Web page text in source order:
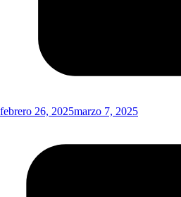
febrero 26, 2025marzo 7, 2025